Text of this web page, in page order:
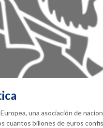
una asociación de
cuantos billones de euros